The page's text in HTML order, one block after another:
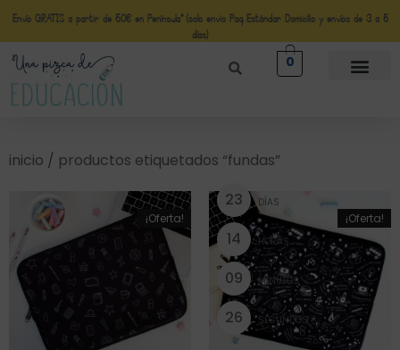
Envío GRATIS a partir de 50€ en Península* (solo envio Paq Estándar Domicilio y envíos de 3 a 5
días)
0
inicio / productos etiquetados “fundas”
¡Oferta! ¡Oferta!
23 DÍAS
14 HORAS
09 MINUTOS
25 SEGUNDOS